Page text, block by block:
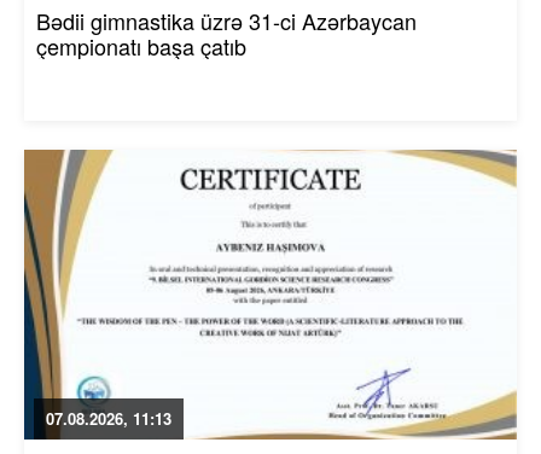
Bədii gimnastika üzrə 31-ci Azərbaycan
çempionatı başa çatıb
07.08.2026, 11:13